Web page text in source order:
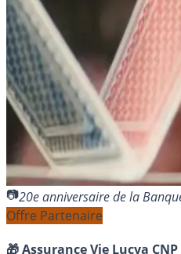
20e anniversaire de la
Offre Partenaire
🎁 Assurance Vie Lucya CNP